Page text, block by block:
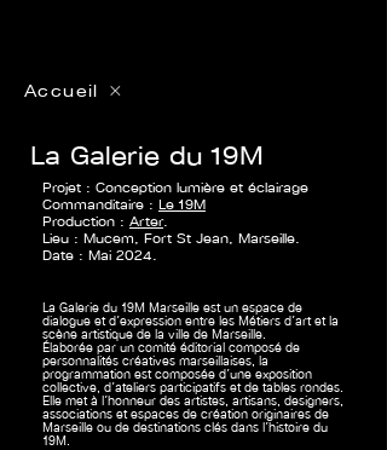
Accueil
La Galerie du 19M
Projet : Conception lumière et éclairage
Commanditaire : Le 19M
Production : Arter.
Lieu : Mucem, Fort St Jean, Marseille.
Date : Mai 2024.
La Galerie du 19M Marseille est un espace de
dialogue et d’expression entre les Métiers d’art et la
scène artistique de la ville de Marseille.
Élaborée par un comité éditorial composé de
personnalités créatives marseillaises, la
programmation est composée d’une exposition
collective, d’ateliers participatifs et de tables rondes.
Elle met à l’honneur des artistes, artisans, designers,
associations et espaces de création originaires de
Marseille ou de destinations clés dans l’histoire du
19M.